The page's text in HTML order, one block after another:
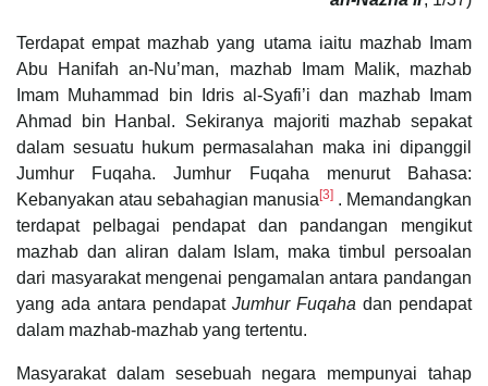
Terdapat empat mazhab yang utama iaitu mazhab Imam
Abu Hanifah an-Nu’man, mazhab Imam Malik, mazhab
Imam Muhammad bin Idris al-Syafi’i dan mazhab Imam
Ahmad bin Hanbal. Sekiranya majoriti mazhab sepakat
dalam sesuatu hukum permasalahan maka ini dipanggil
Jumhur Fuqaha. Jumhur Fuqaha menurut Bahasa:
Kebanyakan atau sebahagian manusia[3] . Memandangkan
terdapat pelbagai pendapat dan pandangan mengikut
mazhab dan aliran dalam Islam, maka timbul persoalan
dari masyarakat mengenai pengamalan antara pandangan
yang ada antara pendapat Jumhur Fuqaha dan pendapat
dalam mazhab-mazhab yang tertentu.
Masyarakat dalam sesebuah negara mempunyai tahap